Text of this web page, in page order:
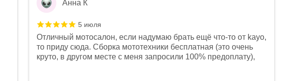
Анна К
5 июля
Отличный мотосалон, если надумаю брать ещё что-то от kayo,
то приду сюда. Сборка мототехники бесплатная (это очень
круто, в другом месте с меня запросили 100% предоплату),